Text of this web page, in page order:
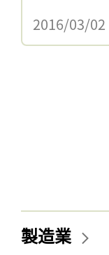
2016/03/02
製造業